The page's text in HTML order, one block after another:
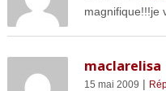
magnifique!!!je
maclarelisa
15 mai 2009 |